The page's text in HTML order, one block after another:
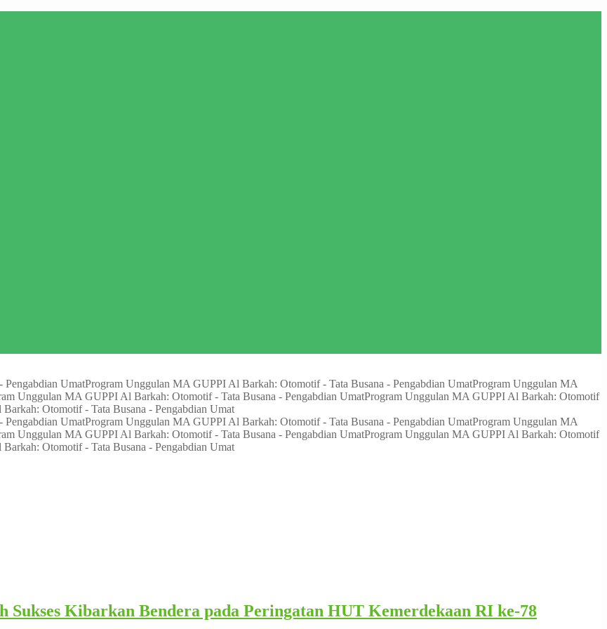
UmatProgram Unggulan MA GUPPI Al Barkah: Otomotif - Tata Busana - Pengabdian UmatProgram Unggulan MA
Unggulan MA GUPPI Al Barkah: Otomotif - Tata Busana - Pengabdian UmatProgram Unggulan MA GUPPI Al Barkah: Otomotif
Otomotif - Tata Busana - Pengabdian Umat
UmatProgram Unggulan MA GUPPI Al Barkah: Otomotif - Tata Busana - Pengabdian UmatProgram Unggulan MA
Unggulan MA GUPPI Al Barkah: Otomotif - Tata Busana - Pengabdian UmatProgram Unggulan MA GUPPI Al Barkah: Otomotif
Otomotif - Tata Busana - Pengabdian Umat
Kibarkan Bendera pada Peringatan HUT Kemerdekaan RI ke-78